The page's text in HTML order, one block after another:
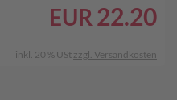
EUR 22.20
inkl. 20 % USt zzgl. Versandkosten